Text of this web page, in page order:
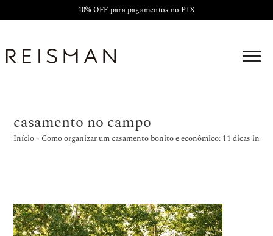
10% OFF para pagamentos no PIX
casamento no campo
Início » Como organizar um casamento bonito e econômico: 11 dicas